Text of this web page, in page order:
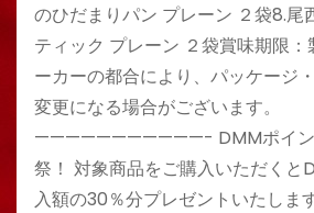
のひだまりパン プレーン ２袋8.尾
ティック プレーン ２袋賞味期限
ーカーの都合により、パッケージ
変更になる場合がございます。
———————————- DMMポイン
祭！ 対象商品をご購入いただくと
入額の30％分プレゼントいたしま